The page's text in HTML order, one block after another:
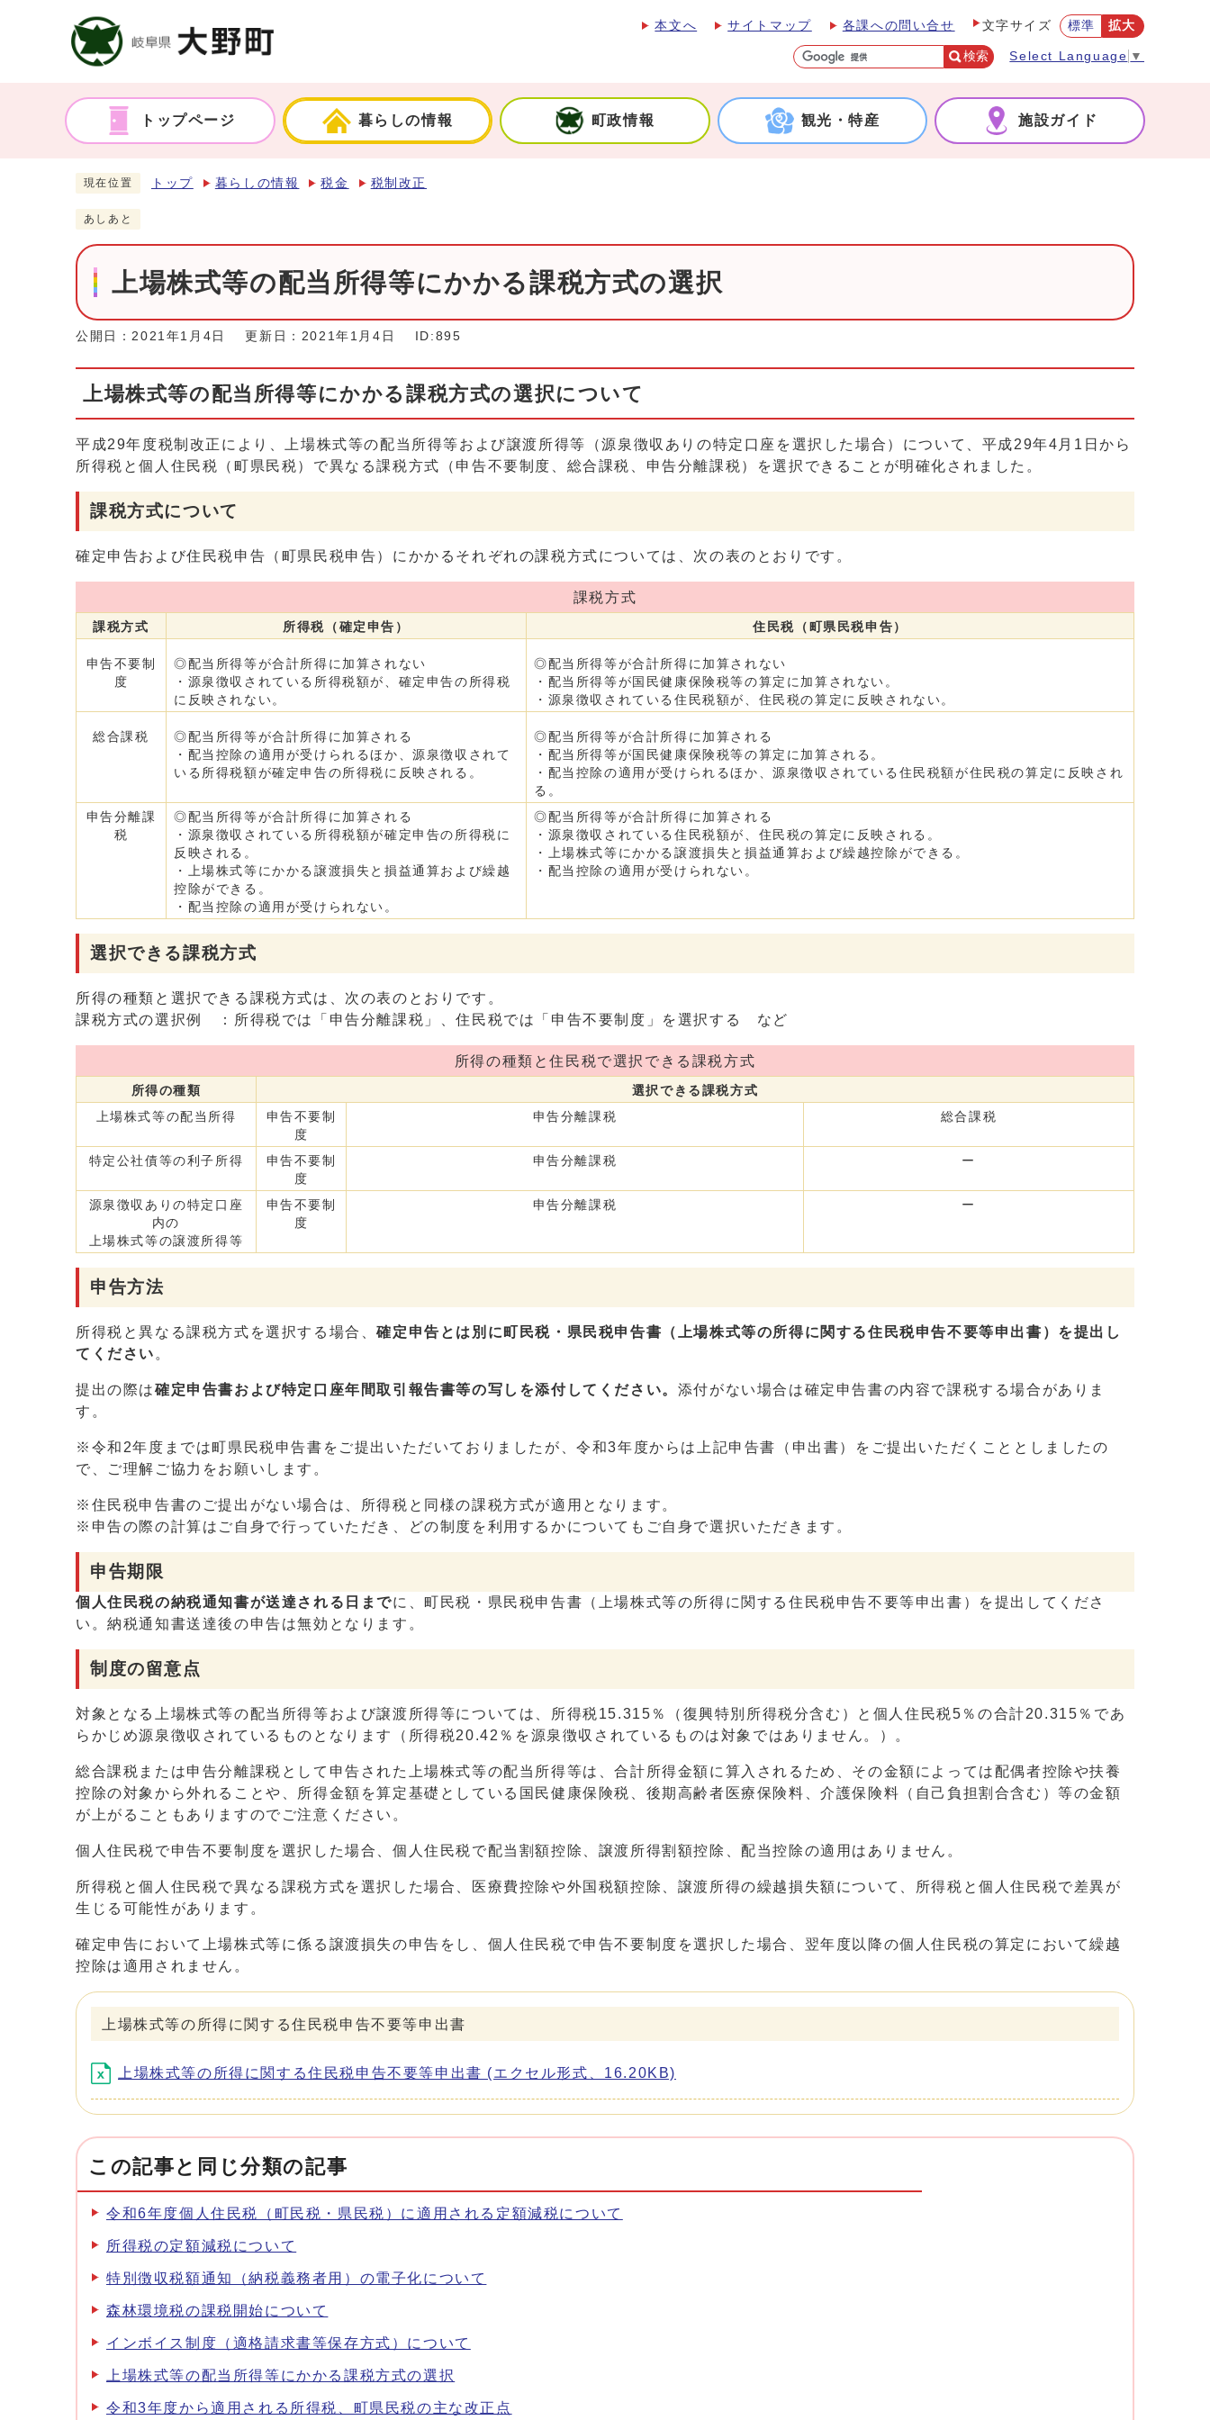
本文へ サイトマップ 各課への問い合せ 文字サイズ 標準 拡大
検索 Select Language ▼
トップページ 暮らしの情報 町政情報 観光・特産 施設ガイド
現在位置 トップ 暮らしの情報 税金 税制改正
あしあと
上場株式等の配当所得等にかかる課税方式の選択
公開日：2021年1月4日 更新日：2021年1月4日 ID:895
上場株式等の配当所得等にかかる課税方式の選択について
平成29年度税制改正により、上場株式等の配当所得等および譲渡所得等（源泉徴収ありの特定口座を選択した場合）について、平成29年4月1日から
所得税と個人住民税（町県民税）で異なる課税方式（申告不要制度、総合課税、申告分離課税）を選択できることが明確化されました。
課税方式について
確定申告および住民税申告（町県民税申告）にかかるそれぞれの課税方式については、次の表のとおりです。
課税方式
課税方式 所得税（確定申告） 住民税（町県民税申告）
申告不要制
度
◎配当所得等が合計所得に加算されない
・源泉徴収されている所得税額が、確定申告の所得税
に反映されない。
◎配当所得等が合計所得に加算されない
・配当所得等が国民健康保険税等の算定に加算されない。
・源泉徴収されている住民税額が、住民税の算定に反映されない。
総合課税
◎配当所得等が合計所得に加算される
・配当控除の適用が受けられるほか、源泉徴収されて
いる所得税額が確定申告の所得税に反映される。
◎配当所得等が合計所得に加算される
・配当所得等が国民健康保険税等の算定に加算される。
・配当控除の適用が受けられるほか、源泉徴収されている住民税額が住民税の算定に反映され
る。
申告分離課
税
◎配当所得等が合計所得に加算される
・源泉徴収されている所得税額が確定申告の所得税に
反映される。
・上場株式等にかかる譲渡損失と損益通算および繰越
控除ができる。
・配当控除の適用が受けられない。
◎配当所得等が合計所得に加算される
・源泉徴収されている住民税額が、住民税の算定に反映される。
・上場株式等にかかる譲渡損失と損益通算および繰越控除ができる。
・配当控除の適用が受けられない。
選択できる課税方式
所得の種類と選択できる課税方式は、次の表のとおりです。
課税方式の選択例 ：所得税では「申告分離課税」、住民税では「申告不要制度」を選択する など
所得の種類と住民税で選択できる課税方式
所得の種類
選択できる課税方式
上場株式等の配当所得
申告不要制
度
申告分離課税 総合課税
特定公社債等の利子所得
申告不要制
度
申告分離課税 ー
源泉徴収ありの特定口座
内の
上場株式等の譲渡所得等
申告不要制
度
申告分離課税 ー
申告方法
所得税と異なる課税方式を選択する場合、確定申告とは別に町民税・県民税申告書（上場株式等の所得に関する住民税申告不要等申出書）を提出し
てください 。
提出の際は確定申告書および特定口座年間取引報告書等の写しを添付してください。 添付がない場合は確定申告書の内容で課税する場合がありま
す。
※令和2年度までは町県民税申告書をご提出いただいておりましたが、令和3年度からは上記申告書（申出書）をご提出いただくこととしましたの
で、ご理解ご協力をお願いします。
※住民税申告書のご提出がない場合は、所得税と同様の課税方式が適用となります。
※申告の際の計算はご自身で行っていただき、どの制度を利用するかについてもご自身で選択いただきます。
申告期限
個人住民税の納税通知書が送達される日までに、町民税・県民税申告書（上場株式等の所得に関する住民税申告不要等申出書）を提出してくださ
い。納税通知書送達後の申告は無効となります。
制度の留意点
対象となる上場株式等の配当所得等および譲渡所得等については、所得税15.315％（復興特別所得税分含む）と個人住民税5％の合計20.315％であ
らかじめ源泉徴収されているものとなります（所得税20.42％を源泉徴収されているものは対象ではありません。）。
総合課税または申告分離課税として申告された上場株式等の配当所得等は、合計所得金額に算入されるため、その金額によっては配偶者控除や扶養
控除の対象から外れることや、所得金額を算定基礎としている国民健康保険税、後期高齢者医療保険料、介護保険料（自己負担割合含む）等の金額
が上がることもありますのでご注意ください。
個人住民税で申告不要制度を選択した場合、個人住民税で配当割額控除、譲渡所得割額控除、配当控除の適用はありません。
所得税と個人住民税で異なる課税方式を選択した場合、医療費控除や外国税額控除、譲渡所得の繰越損失額について、所得税と個人住民税で差異が
生じる可能性があります。
確定申告において上場株式等に係る譲渡損失の申告をし、個人住民税で申告不要制度を選択した場合、翌年度以降の個人住民税の算定において繰越
控除は適用されません。
上場株式等の所得に関する住民税申告不要等申出書
上場株式等の所得に関する住民税申告不要等申出書 (エクセル形式、16.20KB)
この記事と同じ分類の記事
令和6年度個人住民税（町民税・県民税）に適用される定額減税について
所得税の定額減税について
特別徴収税額通知（納税義務者用）の電子化について
森林環境税の課税開始について
インボイス制度（適格請求書等保存方式）について
上場株式等の配当所得等にかかる課税方式の選択
令和3年度から適用される所得税、町県民税の主な改正点